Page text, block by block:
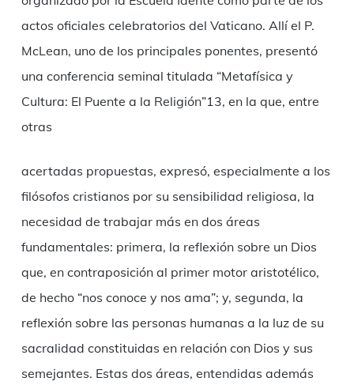
actos oficiales celebratorios del Vaticano. Allí el P.
McLean, uno de los principales ponentes, presentó
una conferencia seminal titulada “Metafísica y
Cultura: El Puente a la Religión”13, en la que, entre
otras
acertadas propuestas, expresó, especialmente a los
filósofos cristianos por su sensibilidad religiosa, la
necesidad de trabajar más en dos áreas
fundamentales: primera, la reflexión sobre un Dios
que, en contraposición al primer motor aristotélico,
de hecho “nos conoce y nos ama”; y, segunda, la
reflexión sobre las personas humanas a la luz de su
sacralidad constituidas en relación con Dios y sus
semejantes. Estas dos áreas, entendidas además